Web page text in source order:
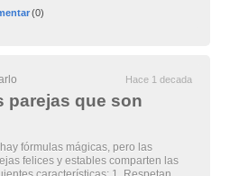
(0)
Hace 1 decada
parejas que son
fórmulas mágicas, pero las
felices y estables comparten las